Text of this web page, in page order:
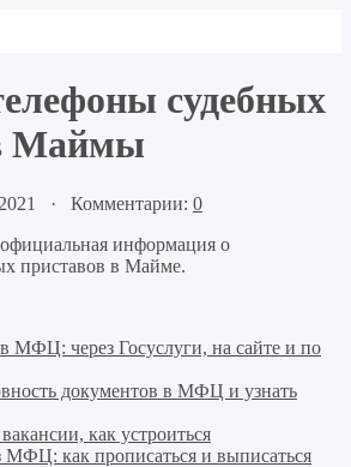
судебных
Маймы
· Комментарии: 0
информация о
приставов в Майме.
в МФЦ: через Госуслуги, на сайте и по
документов в МФЦ и узнать
как устроиться
МФЦ: как прописаться и выписаться